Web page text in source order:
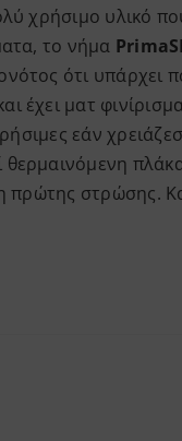
χρήσιμο υλικό
το νήμα
ότι υπάρχει
έχει ματ
εάν
θερμαινόμενη
πρώτης στρώσης.